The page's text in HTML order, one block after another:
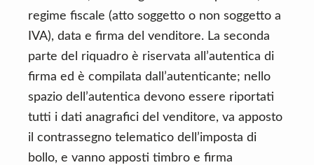
regime fiscale (atto soggetto o non soggetto a
IVA), data e firma del venditore. La seconda
parte del riquadro è riservata all’autentica di
firma ed è compilata dall’autenticante; nello
spazio dell’autentica devono essere riportati
tutti i dati anagrafici del venditore, va apposto
il contrassegno telematico dell’imposta di
bollo, e vanno apposti timbro e firma